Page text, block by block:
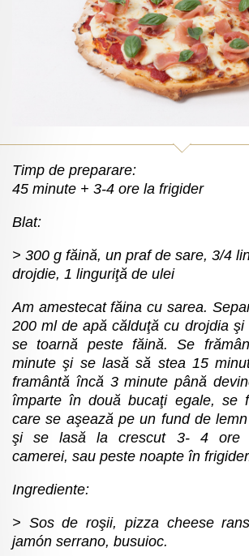
Timp de preparare:
45 minute + 3-4 ore la frigider
Blat:
300 g făină, un praf de sare, 3/4
drojdie, 1 linguriţă de ulei
Am amestecat făina cu sarea.
200 ml de apă călduţă cu drojdia
se toarnă peste făină. Se
minute şi se lasă să stea 15
framântă încă 3 minute până
împarte în două bucaţi egale, se
care se aşează pe un fund de
şi se lasă la crescut 3- 4 ore
camerei, sau peste noapte în
Ingrediente:
Sos de roşii, pizza cheese
jamón serrano, busuioc.